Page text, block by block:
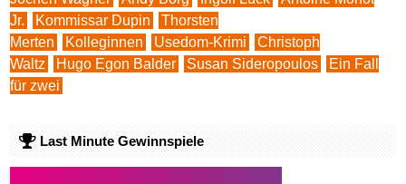
Jr.
Kommissar Dupin
Thorsten
Merten
Kolleginnen Usedom-Krimi
Christoph
Waltz
Hugo Egon Balder Susan Sideropoulos
Ein Fall
für zwei
Last Minute Gewinnspiele